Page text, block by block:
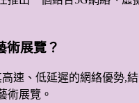
術展覽？
高速、低延遲的網絡優勢,
術展覽。